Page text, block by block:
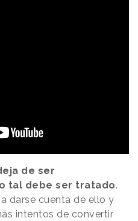
de ser
tal debe ser tratado.
darse cuenta de ello y
intentos de convertir